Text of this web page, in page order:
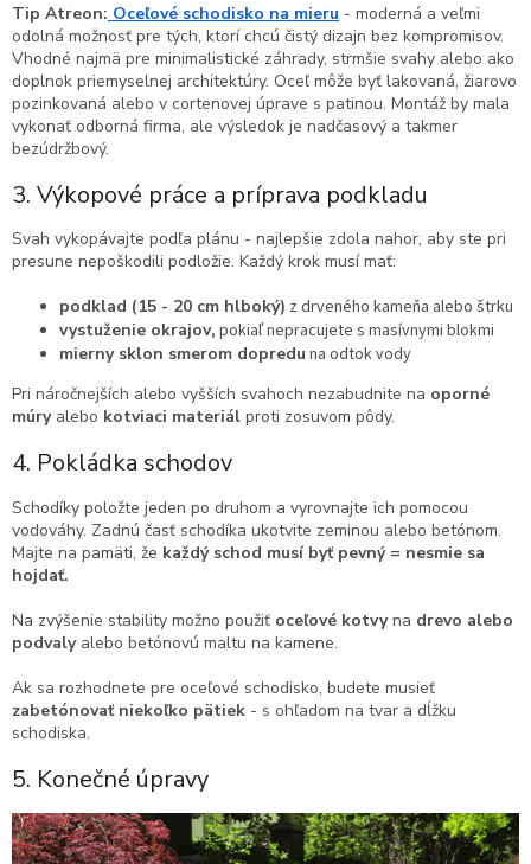
Tip Atreon: Oceľové schodisko na mieru - moderná a veľmi
odolná možnosť pre tých, ktorí chcú čistý dizajn bez kompromisov.
Vhodné najmä pre minimalistické záhrady, strmšie svahy alebo ako
doplnok priemyselnej architektúry. Oceľ môže byť lakovaná, žiarovo
pozinkovaná alebo v cortenovej úprave s patinou. Montáž by mala
vykonať odborná firma, ale výsledok je nadčasový a takmer
bezúdržbový.
3. Výkopové práce a príprava podkladu
Svah vykopávajte podľa plánu - najlepšie zdola nahor, aby ste pri
presune nepoškodili podložie. Každý krok musí mať:
podklad (15 - 20 cm hlboký) z drveného kameňa alebo štrku
vystuženie okrajov, pokiaľ nepracujete s masívnymi blokmi
mierny sklon smerom dopredu na odtok vody
Pri náročnejších alebo vyšších svahoch nezabudnite na oporné
múryalebo kotviaci materiál proti zosuvom pôdy.
4. Pokládka schodov
Schodíky položte jeden po druhom a vyrovnajte ich pomocou
vodováhy. Zadnú časť schodíka ukotvite zeminou alebo betónom.
Majte na pamäti, že každý schod musí byť pevný = nesmie sa
hojdať.
Na zvýšenie stability možno použiť oceľové kotvyna drevo alebo
podvalyalebo betónovú maltu na kamene.
Ak sa rozhodnete pre oceľové schodisko, budete musieť
zabetónovať niekoľko pätiek - s ohľadom na tvar a dĺžku
schodiska.
5. Konečné úpravy